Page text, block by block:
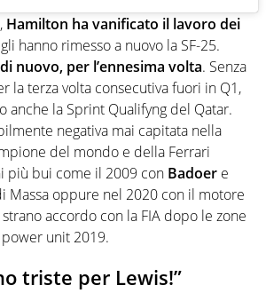
Hamilton ha vanificato il lavoro dei
hanno rimesso a nuovo la SF-25.
nuovo, per l’ennesima volta. Senza
la terza volta consecutiva fuori in Q1,
anche la Sprint Qualifyng del Qatar.
negativa mai capitata nella
del mondo e della Ferrari
più bui come il 2009 con Badoer e
Massa oppure nel 2020 con il motore
accordo con la FIA dopo le zone
unit 2019.
triste per Lewis!”